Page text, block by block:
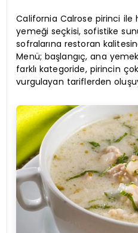
California Calrose pirinci ile
yemeği seçkisi, sofistike
sofralarına restoran
Menü; başlangıç, ana
farklı kategoride, pirincin çok
vurgulayan tariflerden